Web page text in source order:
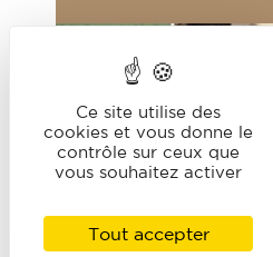
Ce site utilise des
cookies et vous donne le
contrôle sur ceux que
vous souhaitez activer
Tout accepter